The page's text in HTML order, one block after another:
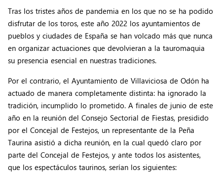
Tras los tristes años de pandemia en los que no se ha podido
disfrutar de los toros, este año 2022 los ayuntamientos de
pueblos y ciudades de España se han volcado más que nunca
en organizar actuaciones que devolvieran a la tauromaquia
su presencia esencial en nuestras tradiciones.
Por el contrario, el Ayuntamiento de Villaviciosa de Odón ha
actuado de manera completamente distinta: ha ignorado la
tradición, incumplido lo prometido. A finales de junio de este
año en la reunión del Consejo Sectorial de Fiestas, presidido
por el Concejal de Festejos, un representante de la Peña
Taurina asistió a dicha reunión, en la cual quedó claro por
parte del Concejal de Festejos, y ante todos los asistentes,
que los espectáculos taurinos, serían los siguientes: